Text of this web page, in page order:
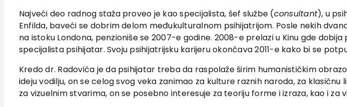
Najveći deo radnog staža proveo je kao specijalista, šef službe (consultant), u
Enfilda, baveći se dobrim delom međukulturalnom psihijatrijom. Posle nekih
na istoku Londona, penzioniše se 2007-e godine. 2008-e prelazi u Kinu gde
specijalista psihijatar. Svoju psihijatrijsku karijeru okončava 2011-e kako bi se
Kredo dr. Radovića je da psihijatar treba da raspolaže širim humanističkim
ideju vodilju, on se celog svog veka zanimao za kulture raznih naroda, za
za vizuelnim stvarima, on se posebno interesuje za teoriju forme i izraza, kao i za